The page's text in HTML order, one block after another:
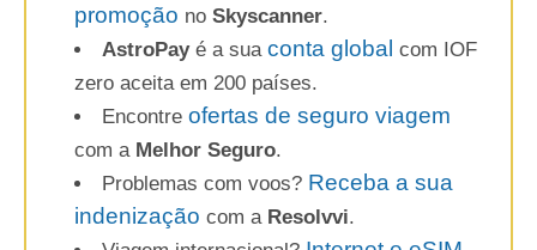
promoção no Skyscanner.
AstroPayé a sua conta global com IOF
zero aceita em 200 países.
Encontre ofertas de seguro viagem
com a Melhor Seguro.
Problemas com voos? Receba a sua
indenização com a Resolvvi.